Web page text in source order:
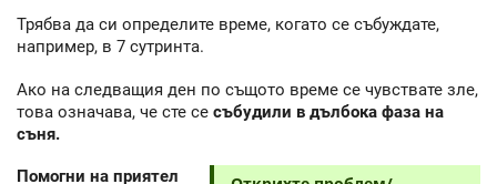
Трябва да си определите време, когато се събуждате,
например, в 7 сутринта.
Ако на следващия ден по същото време се чувствате зле,
това означава, че сте се събудили в дълбока фаза на
съня.
Помогни на приятел